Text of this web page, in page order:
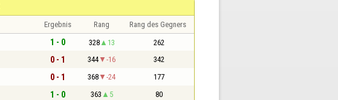
Ergebnis Rang Rang des Gegners
1 - 0 328 13 262
0 - 1 344 -16 342
0 - 1 368 -24 177
1 - 0 363 5 80